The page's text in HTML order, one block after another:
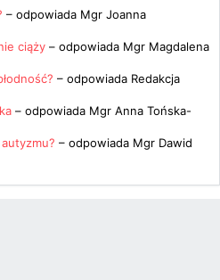
– odpowiada Mgr Joanna
ciąży – odpowiada Mgr Magdalena
– odpowiada Redakcja
– odpowiada Mgr Anna Tońska-
– odpowiada Mgr Dawid